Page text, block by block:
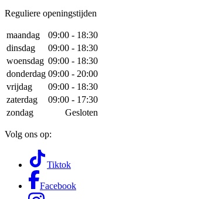
Reguliere openingstijden
maandag
09:00 - 18:30
dinsdag
09:00 - 18:30
woensdag 09:00 - 18:30
donderdag 09:00 - 20:00
vrijdag
09:00 - 18:30
zaterdag
09:00 - 17:30
zondag
Gesloten
Volg ons op:
Tiktok
Facebook